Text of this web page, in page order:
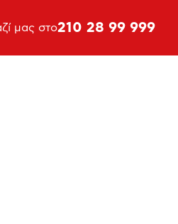
μας στο210 28 99 999